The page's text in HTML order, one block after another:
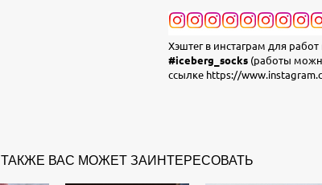
Хэштег в инстаграм для
#iceberg_socks(работы
ссылке https://
ТАКЖЕ ВАС МОЖЕТ ЗАИНТЕРЕСОВАТЬ